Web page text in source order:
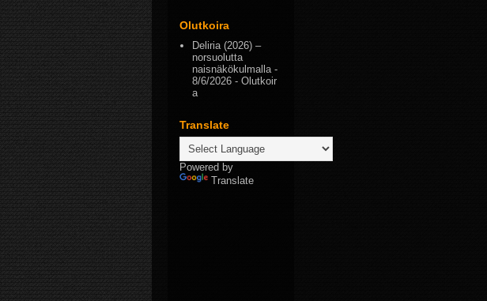
Olutkoira
Deliria (2026) –
norsuolutta
naisnäkökulmalla -
8/6/2026 - Olutkoir
a
Translate
Powered by
Translate